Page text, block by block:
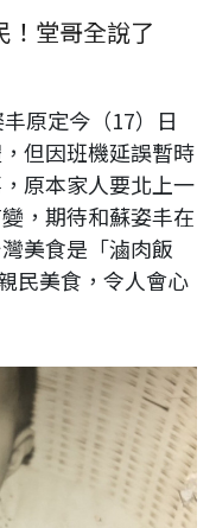
！堂哥全說了
原定今（17）日
但因班機延誤暫時
原本家人要北上一
，期待和蘇姿丰在
美食是「滷肉飯
民美食，令人會心